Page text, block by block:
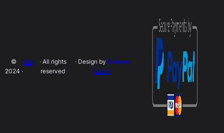
©
2024 ·
SLip
· All rights
reserved
· Design by Damien
Salort